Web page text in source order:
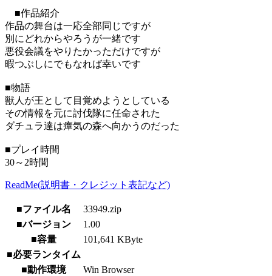
■作品紹介
作品の舞台は一応全部同じですが
別にどれからやろうが一緒です
悪役会議をやりたかっただけですが
暇つぶしにでもなれば幸いです
■物語
獣人が王として目覚めようとしている
その情報を元に討伐隊に任命された
ダチュラ達は瘴気の森へ向かうのだった
■プレイ時間
30～2時間
ReadMe(説明書・クレジット表記など)
■ファイル名
33949.zip
■バージョン
1.00
■容量
101,641 KByte
■必要ランタイム
■動作環境
Win Browser